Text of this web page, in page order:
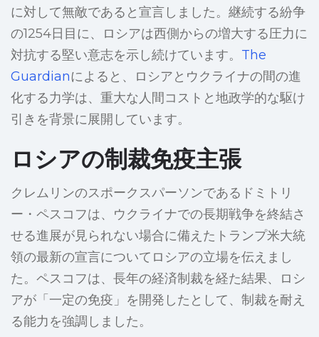
に対して無敵であると宣言しました。継続する紛争
の1254日目に、ロシアは西側からの増大する圧力に
対抗する堅い意志を示し続けています。 The
Guardianによると、ロシアとウクライナの間の進
化する力学は、重大な人間コストと地政学的な駆け
引きを背景に展開しています。
ロシアの制裁免疫主張
クレムリンのスポークスパーソンであるドミトリ
ー・ペスコフは、ウクライナでの長期戦争を終結さ
せる進展が見られない場合に備えたトランプ米大統
領の最新の宣言についてロシアの立場を伝えまし
た。ペスコフは、長年の経済制裁を経た結果、ロシ
アが「一定の免疫」を開発したとして、制裁を耐え
る能力を強調しました。